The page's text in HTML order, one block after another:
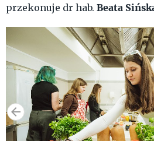
przekonuje dr hab. Beata